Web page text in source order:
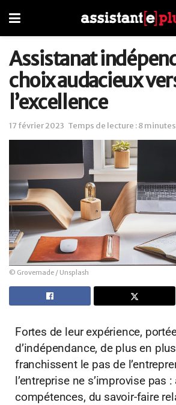
Assistanat
choix audacieux
l’excellence
17 février 2023 Temps de lecture : 8 minutes
© Grovemade / Unsplash
Fortes de leur expérience,
d’indépendance, de plus en
franchissent le pas de
l’entreprise ne s’improvise pas
compétences, du savoir-faire